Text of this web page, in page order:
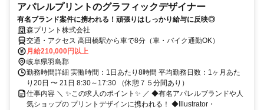
アパレルプリントのグラフィックデザイナー
有名ブランド案件に携われる！頑張りはしっかり給与に反映◎
森プリント株式会社
交通・アクセス 高田橋駅から車で8分（車・バイク通勤OK）
月給210,000円以上
岐阜県羽島郡
勤務時間詳細 実働時間：1日あたり8時間 平均勤務日数：1ヶ月あた
り20日 〜 21日 8:30～17:30 （休憩７５分間あり）
仕事内容 ＼ ✨この求人のポイント✨ ／ ◆有名アパレルブランドや人
気ショップの プリントデザインに携われる！ ◆Illustrator・